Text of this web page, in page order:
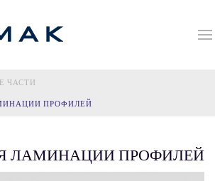
ЧАСТИ
ПРОФИЛЕЙ
ЛАМИНАЦИИ ПРОФИЛЕЙ